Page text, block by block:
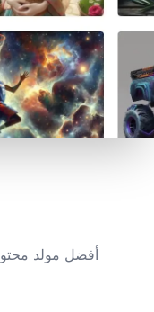
أفضل مولد